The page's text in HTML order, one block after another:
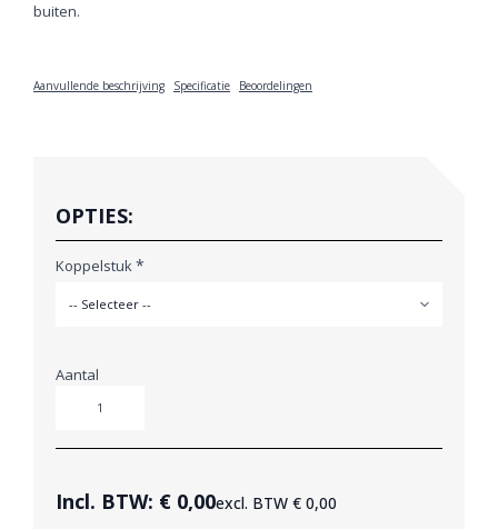
buiten.
Aanvullende beschrijving Specificatie Beoordelingen
OPTIES:
Koppelstuk*
Aantal
Incl. BTW: € 0,00excl. BTW € 0,00